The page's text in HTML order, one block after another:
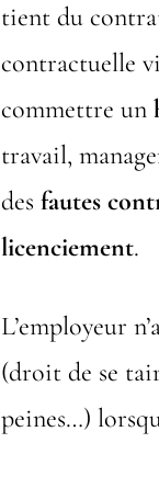
tient du
contractuelle
commettre un
travail,
des fautes
licenciement.
L’employeur
(droit de se
peines…)